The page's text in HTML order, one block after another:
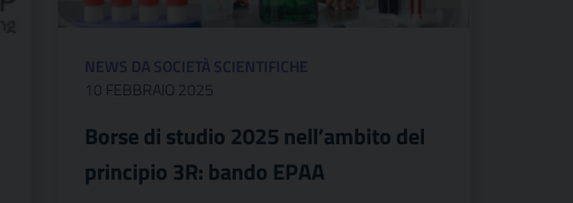
NEWS DA SOCIETÀ SCIENTIFICHE
10 FEBBRAIO 2025
Borse di studio 2025 nell’ambito del
principio 3R: bando EPAA